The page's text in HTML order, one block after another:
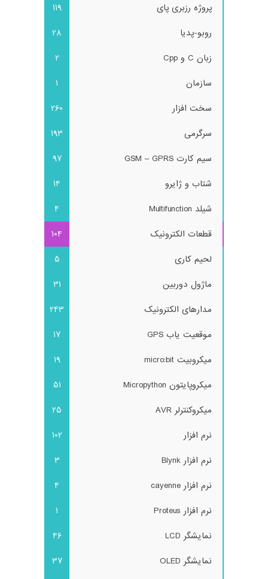
پروژه رزبری پای
119
روبو-پدیا
28
زبان C و Cpp
2
سازمان
1
سخت افزار
260
سرگرمی
193
سیم کارت GSM – GPRS
97
شتاب و ژایرو
14
شیلد Multifunction
4
قطعات الکترونیک
104
لحیم کاری
5
ماژول دوربین
31
مدارهای الکترونیک
243
موقعیت یاب GPS
17
میکروبیت micro:bit
19
میکروپایتون Micropython
51
میکروکنترلر AVR
25
نرم افزار
102
نرم افزار Blynk
3
نرم افزار cayenne
4
نرم افزار Proteus
1
نمایشگر LCD
46
نمایشگر OLED
37